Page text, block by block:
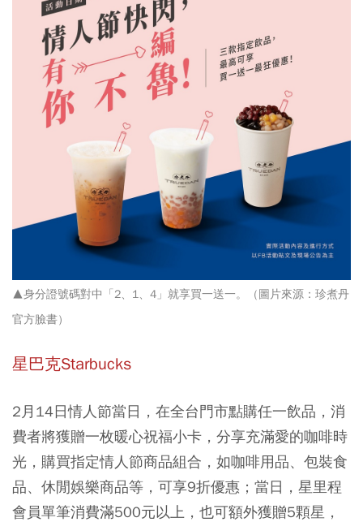
▲身分證號碼對中「2、1、4」就享買一送一。（圖片來源：珍煮丹
官方臉書）
星巴克Starbucks
2月14日情人節當日，在全台門市點購任一飲品，消
費者將獲贈一枚暖心祝福小卡，分享充滿愛的咖啡時
光，購買指定情人節商品組合，如咖啡用品、包裝食
品、休閒娛樂商品等，可享9折優惠；當日，星里程
會員單筆消費滿500元以上，也可額外獲贈5顆星，